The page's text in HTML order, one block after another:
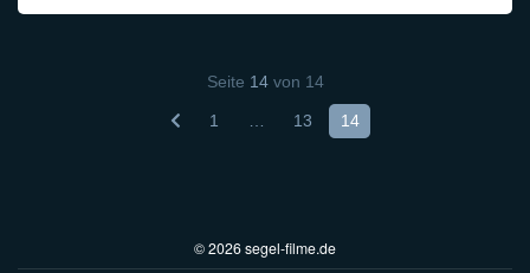
Seite 14von 14
1 13 14
© 2026 segel-filme.de